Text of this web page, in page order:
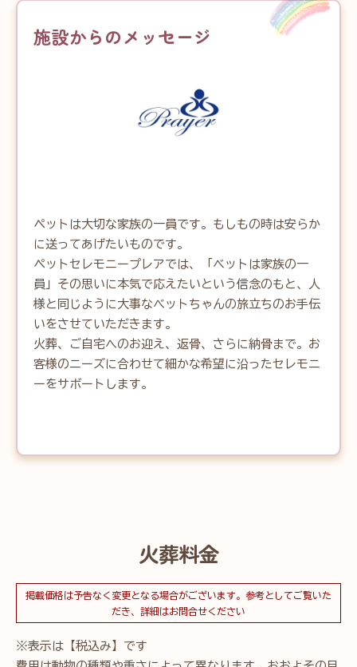
施設からのメッセージ
ペットは大切な家族の一員です。もしもの時は安らか
に送ってあげたいものです。
ペットセレモニープレアでは、「ベットは家族の一
員」その思いに本気で応えたいという信念のもと、人
様と同じように大事なべットちゃんの旅立ちのお手伝
いをさせていただきます。
火葬、ご自宅へのお迎え、返骨、さらに納骨まで。お
客様のニーズに合わせて細かな希望に沿ったセレモニ
ーをサボートします。
火葬料金
掲載価格は予告なく変更となる場合がございます。参考としてご覧いた
だき、詳細はお問合せください
※表示は【税込み】です